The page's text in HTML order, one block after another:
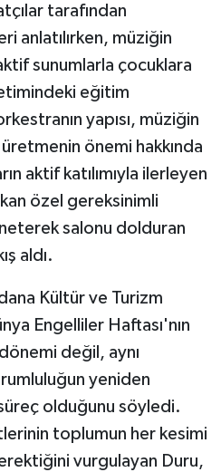
tarafından
anlatılırken, müziğin
sunumlarla çocuklara
eğitim
yapısı, müziğin
önemi hakkında
aktif katılımıyla ilerleyen
özel gereksinimli
salonu dolduran
aldı.
Kültür ve Turizm
Engelliler Haftası'nın
değil, aynı
yeniden
olduğunu söyledi.
toplumun her kesimi
vurgulayan Duru,